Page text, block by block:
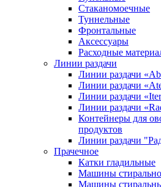
Стаканомоечные
Туннельные
Фронтальные
Аксессуары
Расходные
Линии раздачи
Линии раздачи
Линии раздачи
Линии раздачи
Линии раздачи
Контейнеры для
продуктов
Линии раздачи
Прачечное
Катки гладильные
Машины
Машины